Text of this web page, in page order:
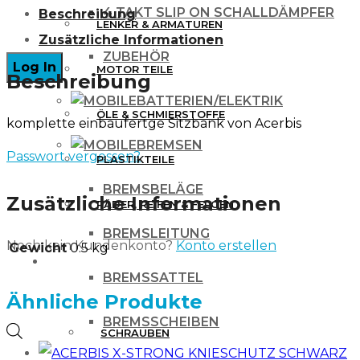
4 TAKT SLIP ON SCHALLDÄMPFER
ZUBEHÖR
BATTERIEN/ELEKTRIK
BREMSEN
BREMSBELÄGE
BREMSLEITUNG
BREMSSATTEL
BREMSSCHEIBEN
Passwort vergessen?
Noch kein Kundenkonto? Konto erstellen
Products
LENKER & ARMATUREN
MOTOR TEILE
ÖLE & SCHMIERSTOFFE
PLASTIKTEILE
RÄDER, REIFEN & FELGEN
SCHRAUBEN
Kawasaki
450
/
KXF
17-
hart
Beschreibung
Zusätzliche Informationen
Beschreibung
komplette einbaufertge Sitzbank von Acerbis
Zusätzliche Informationen
Gewicht 0.5 kg
Ähnliche Produkte